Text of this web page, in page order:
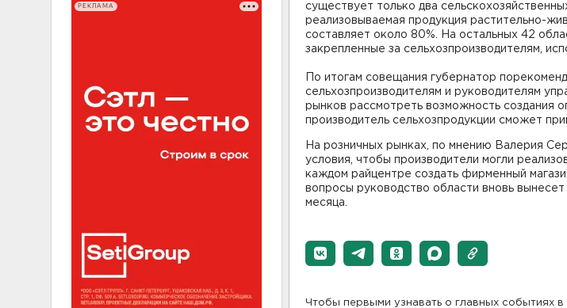
РЕКЛАМА
существует только два
реализовываемая продукция растительно-
составляет около 80%. На остальных 42
закрепленные за сельхозпроизводителям,
По итогам совещания губернатор
сельхозпроизводителям и руководителям
рынков рассмотреть возможность создания
производитель сельхозпродукции сможет
На розничных рынках, по мнению Валерия
условия, чтобы производители могли
каждом райцентре создать фирменный
вопросы руководство области вновь
месяца.
Чтобы первыми узнавать о главных событиях